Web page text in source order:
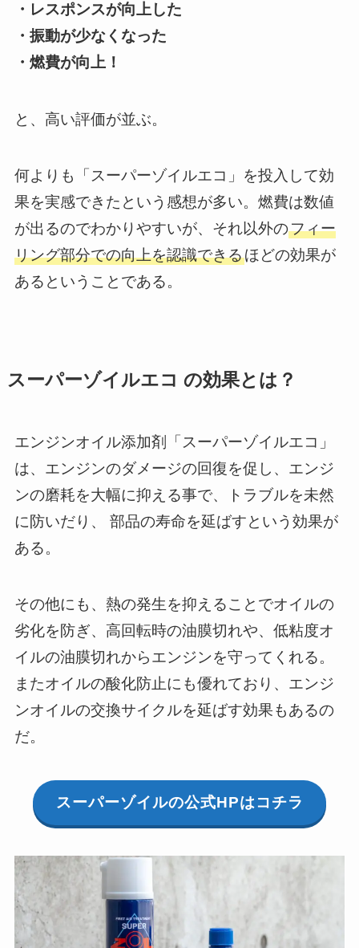
・レスポンスが向上した
・振動が少なくなった
・燃費が向上！
と、高い評価が並ぶ。
何よりも「スーパーゾイルエコ」を投入して効
果を実感できたという感想が多い。燃費は数値
が出るのでわかりやすいが、それ以外のフィー
リング部分での向上を認識できるほどの効果が
あるということである。
スーパーゾイルエコ の効果とは？
エンジンオイル添加剤「スーパーゾイルエコ」
は、エンジンのダメージの回復を促し、エンジ
ンの磨耗を大幅に抑える事で、トラブルを未然
に防いだり、 部品の寿命を延ばすという効果が
ある。
その他にも、熱の発生を抑えることでオイルの
劣化を防ぎ、高回転時の油膜切れや、低粘度オ
イルの油膜切れからエンジンを守ってくれる。
またオイルの酸化防止にも優れており、エンジ
ンオイルの交換サイクルを延ばす効果もあるの
だ。
スーパーゾイルの公式HPはコチラ